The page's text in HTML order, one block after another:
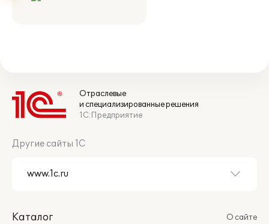
Отраслевые
и специализированные решения
1С:Предприятие
Другие сайты 1С
Каталог
О сайте